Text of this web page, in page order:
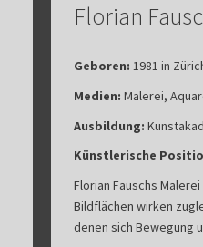
Florian
Geboren: 1981 in
Medien: Malerei,
Ausbildung:
Künstlerische
Florian Fauschs
Bildflächen wirken
denen sich Bewegung